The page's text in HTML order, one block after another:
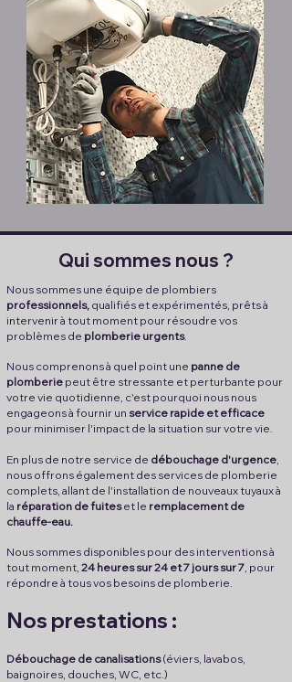
Qui sommes nous ?
Nous sommes une équipe de plombiers
professionnels, qualifiés et expérimentés, prêts à
intervenir à tout moment pour résoudre vos
problèmes de plomberie urgents.
Nous comprenons à quel point une panne de
plomberie peut être stressante et perturbante pour
votre vie quotidienne, c'est pourquoi nous nous
engageons à fournir un service rapide et efficace
pour minimiser l'impact de la situation sur votre vie.
En plus de notre service de débouchage d'urgence,
nous offrons également des services de plomberie
complets, allant de l'installation de nouveaux tuyaux à
la réparation de fuiteset le remplacement de
chauffe-eau.
Nous sommes disponibles pour des interventions à
tout moment, 24 heures sur 24 et 7 jours sur 7, pour
répondre à tous vos besoins de plomberie.
Nos prestations :
Débouchage de canalisations(éviers, lavabos,
baignoires, douches, WC, etc.)